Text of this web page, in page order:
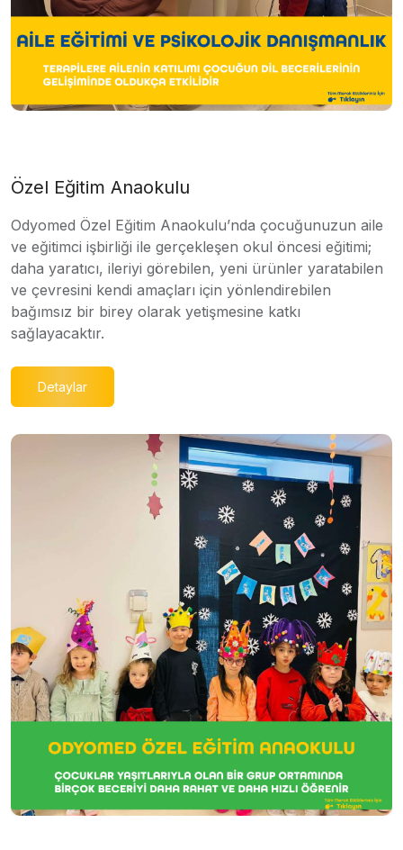
Özel Eğitim Anaokulu
Odyomed Özel Eğitim Anaokulu’nda çocuğunuzun aile
ve eğitimci işbirliği ile gerçekleşen okul öncesi eğitimi;
daha yaratıcı, ileriyi görebilen, yeni ürünler yaratabilen
ve çevresini kendi amaçları için yönlendirebilen
bağımsız bir birey olarak yetişmesine katkı
sağlayacaktır.
Detaylar